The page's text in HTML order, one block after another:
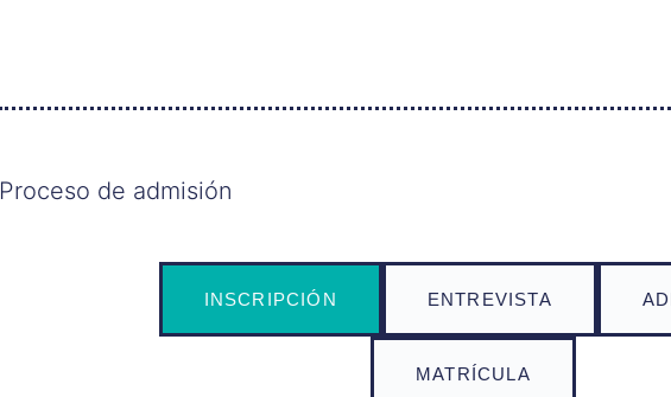
Proceso de admisión
INSCRIPCIÓN ENTREVISTA
MATRÍCULA